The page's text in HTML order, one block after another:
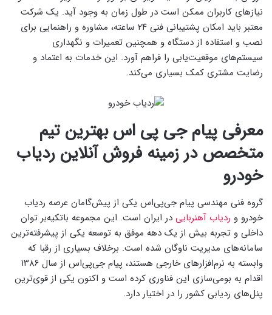
نیازهای کاربران ممکن است در طول زمان به وجود آید. یک شرکت
معتبر باید امکان پشتیبانی فنی ۲۴ ساعته، مشاوره و راهنمایی برای
نصب و استفاده از دستگاه و همچنین تعمیرات و نگهداری
سیستم‌های موقعیت‌یابی را فراهم آورد. این خدمات به اعتماد و
رضایت مشتری کمک بسیاری می‌کند.
معرفی پیام جی‌ پی‌ اس بهترین تیم
متخصص در زمینه فروش آنلاین ردیاب
خودرو
گروه فنی مهندسی پیام‌ جی‌پی‌اس یکی از پیش‌گامان عرصه ردیاب
خودرو و ردیاب آهنربایی در ایران است. این مجموعه باتکیه‌بر توان
داخلی و تجربه بیش از یک دهه موفق به توسعه یکی از پیشرفته‌ترین
سامانه‌های مدیریت ناوگان شده است. برخلاف بسیاری از رقبا که
وابسته به نرم‌افزارهای خارجی هستند، پیام جی‌پی‌اس از سال ۱۳۸۶
اقدام به بومی‌سازی این فناوری کرده است و اکنون یکی از قوی‌ترین
پنل‌های ردیابی کشور را در اختیار دارد.